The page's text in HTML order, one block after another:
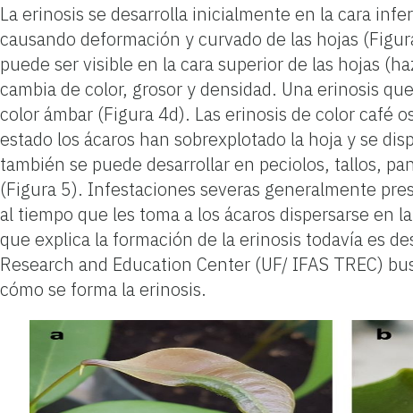
La erinosis se desarrolla inicialmente en la cara
causando deformación y curvado de las hojas
puede ser visible en la cara superior de las hojas
cambia de color, grosor y densidad. Una erinosis
color ámbar (Figura 4d). Las erinosis de color café
estado los ácaros han sobrexplotado la hoja y se
también se puede desarrollar en peciolos, tallos,
(Figura 5). Infestaciones severas generalmente
al tiempo que les toma a los ácaros dispersarse en
que explica la formación de la erinosis todavía es
Research and Education Center (UF/ IFAS TREC)
cómo se forma la erinosis.